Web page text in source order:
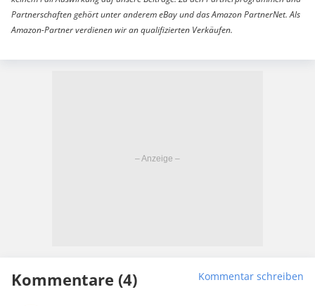
Partnerschaften gehört unter anderem eBay und das Amazon PartnerNet. Als
Amazon-Partner verdienen wir an qualifizierten Verkäufen.
Kommentare (4) Kommentar schreiben